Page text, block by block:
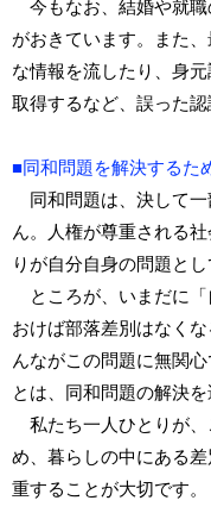
今もなお、結婚や就職
がおきています。また
な情報を流したり、身
取得するなど、誤った
■同和問題を解決するた
同和問題は、決して一
ん。人権が尊重される
りが自分自身の問題と
ところが、いまだに「
おけば部落差別はなく
んながこの問題に無関
とは、同和問題の解決
私たち一人ひとりが、
め、暮らしの中にある
重することが大切です。